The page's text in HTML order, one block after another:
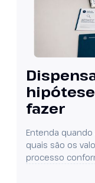
fazer
Entenda
quais são os
processo